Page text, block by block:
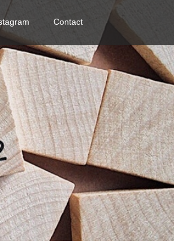
Contact